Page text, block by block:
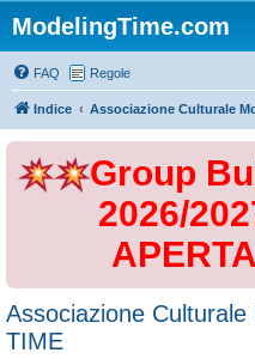
ModelingTime.com
FAQ Regole
Indice Associazione Culturale
Group
2026/
Associazione
TIME